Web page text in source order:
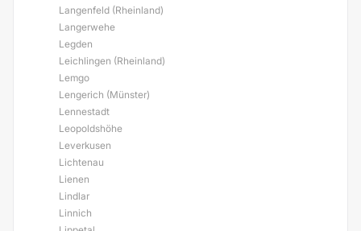
Langenfeld (Rheinland)
Langerwehe
Legden
Leichlingen (Rheinland)
Lemgo
Lengerich (Münster)
Lennestadt
Leopoldshöhe
Leverkusen
Lichtenau
Lienen
Lindlar
Linnich